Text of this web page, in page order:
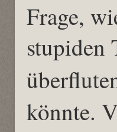
Frage,
stupiden
könnte.